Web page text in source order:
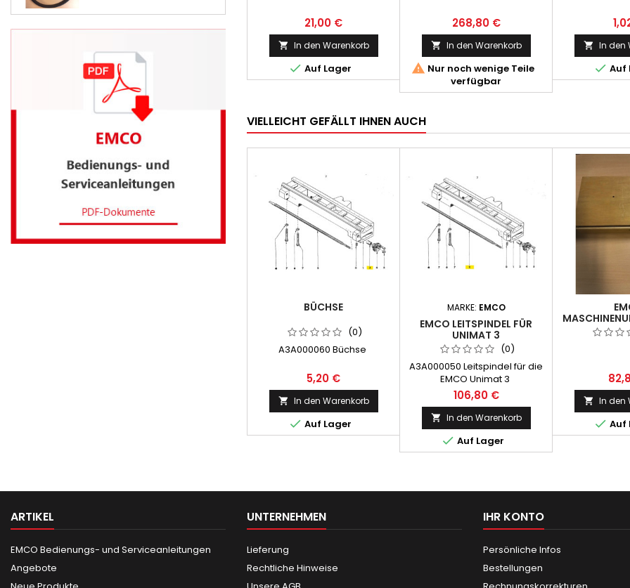
21,00 €
 In den Warenkorb
 Auf Lager
268,80 €
 In den Warenkorb
 Nur noch wenige Teile
verfügbar
 In den
 Auf
VIELLEICHT GEFÄLLT IHNEN AUCH
BÜCHSE
(0)
A3A000060 Büchse
5,20 €
 In den Warenkorb
 Auf Lager
MARKE: EMCO
EMCO LEITSPINDEL FÜR
UNIMAT 3
(0)
A3A000050 Leitspindel für die
EMCO Unimat 3
106,80 €
 In den Warenkorb
 Auf Lager
/
 In den
 Auf
ARTIKEL
EMCO Bedienungs- und Serviceanleitungen
Angebote
UNTERNEHMEN
Lieferung
Rechtliche Hinweise
IHR KONTO
Persönliche Infos
Bestellungen